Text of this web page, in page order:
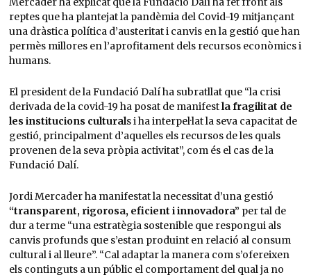
reptes que ha plantejat la pandèmia del Covid-19 mitjançant
una dràstica política d’austeritat i canvis en la gestió que han
permès millores en l’aprofitament dels recursos econòmics i
humans.
El president de la Fundació Dalí ha subratllat que “la crisi
derivada de la covid-19 ha posat de manifestla fragilitat de
les institucions culturals i ha interpel·lat la seva capacitat de
gestió, principalment d’aquelles els recursos de les quals
provenen de la seva pròpia activitat”, com és el cas de la
Fundació Dalí.
Jordi Mercader ha manifestat la necessitat d’una gestió
“transparent, rigorosa, eficient i innovadora” per tal de
dur a terme “una estratègia sostenible que respongui als
canvis profunds que s’estan produint en relació al consum
cultural i al lleure”. “Cal adaptar la manera com s’ofereixen
els continguts a un públic el comportament del qual ja no